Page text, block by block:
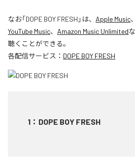
なお「DOPE BOY FRESH 」は、 Apple Music、
YouTube Music、 Amazon Music Unlimited
聴くことができる。
各配信サービス： DOPE BOY FRESH
1 ： DOPE BOY FRESH